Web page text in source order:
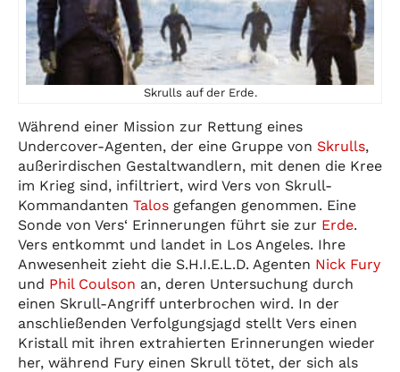
Skrulls auf der Erde.
Während einer Mission zur Rettung eines
Undercover-Agenten, der eine Gruppe von Skrulls,
außerirdischen Gestaltwandlern, mit denen die Kree
im Krieg sind, infiltriert, wird Vers von Skrull-
Kommandanten Talos gefangen genommen. Eine
Sonde von Vers‘ Erinnerungen führt sie zur Erde.
Vers entkommt und landet in Los Angeles. Ihre
Anwesenheit zieht die S.H.I.E.L.D. Agenten Nick Fury
und Phil Coulson an, deren Untersuchung durch
einen Skrull-Angriff unterbrochen wird. In der
anschließenden Verfolgungsjagd stellt Vers einen
Kristall mit ihren extrahierten Erinnerungen wieder
her, während Fury einen Skrull tötet, der sich als